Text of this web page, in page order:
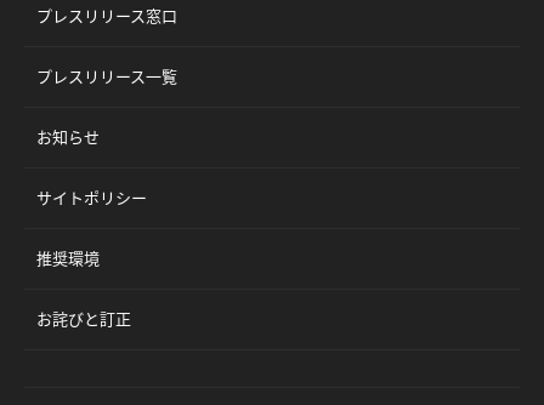
プレスリリース窓口
プレスリリース一覧
お知らせ
サイトポリシー
推奨環境
お詫びと訂正